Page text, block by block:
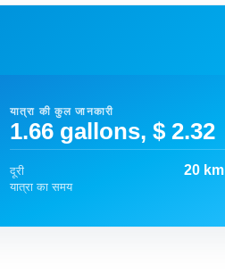
यात्रा की कुल जानकारी
1.66 gallons, $ 2.32
दूरी 20 km
यात्रा का समय